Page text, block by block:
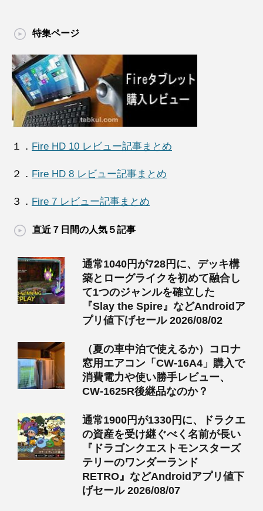
特集ページ
１． Fire HD 10 レビュー記事まとめ
２． Fire HD 8 レビュー記事まとめ
３． Fire 7 レビュー記事まとめ
直近７日間の人気５記事
通常1040円が728円に、デッキ構
築とローグライクを初めて融合し
て1つのジャンルを確立した
『Slay the Spire』などAndroidア
プリ値下げセール 2026/08/02
（夏の車中泊で使えるか）コロナ
窓用エアコン「CW-16A4」購入で
消費電力や使い勝手レビュー、
CW-1625R後継品なのか？
通常1900円が1330円に、ドラクエ
の資産を受け継ぐべく名前が長い
『ドラゴンクエストモンスターズ
テリーのワンダーランド
RETRO』などAndroidアプリ値下
げセール 2026/08/07